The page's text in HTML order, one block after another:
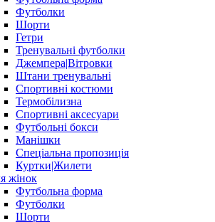
Футболки
Шорти
Гетри
Тренувальні футболки
Джемпера|Вітровки
Штани тренувальні
Спортивні костюми
Термобілизна
Спортивні аксесуари
Футбольні бокси
Манішки
Спеціальна пропозиція
Куртки|Жилети
жінок
Футбольна форма
Футболки
Шорти